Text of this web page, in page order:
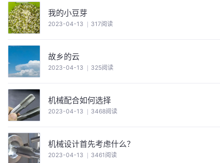
我的小豆芽
2023-04-13 317阅读
故乡的云
2023-04-13 325阅读
机械配合如何选择
2023-04-13 3468阅读
机械设计首先考虑什么？
2023-04-13 3461阅读